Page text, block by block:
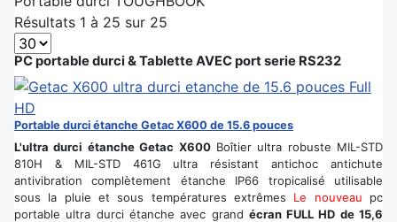
Résultats 1 à 25 sur 25
PC portable durci & Tablette AVEC port serie RS232
Portable durci étanche Getac X600 de 15.6 pouces
L'ultra durci étanche Getac X600Boîtier ultra robuste MIL-STD
810H & MIL-STD 461G ultra résistant antichoc antichute
antivibration complètement étanche IP66 tropicalisé utilisable
sous la pluie et sous températures extrêmes Le nouveau pc
portable ultra durci étanche avec grand écran FULL HD de 15,6